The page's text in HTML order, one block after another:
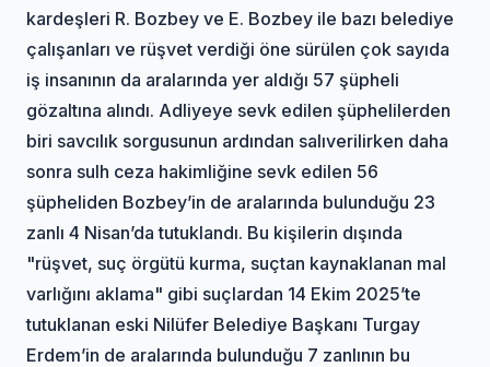
kardeşleri R. Bozbey ve E. Bozbey ile bazı belediye
çalışanları ve rüşvet verdiği öne sürülen çok sayıda
iş insanının da aralarında yer aldığı 57 şüpheli
gözaltına alındı. Adliyeye sevk edilen şüphelilerden
biri savcılık sorgusunun ardından salıverilirken daha
sonra sulh ceza hakimliğine sevk edilen 56
şüpheliden Bozbey’in de aralarında bulunduğu 23
zanlı 4 Nisan’da tutuklandı. Bu kişilerin dışında
"rüşvet, suç örgütü kurma, suçtan kaynaklanan mal
varlığını aklama" gibi suçlardan 14 Ekim 2025’te
tutuklanan eski Nilüfer Belediye Başkanı Turgay
Erdem’in de aralarında bulunduğu 7 zanlının bu